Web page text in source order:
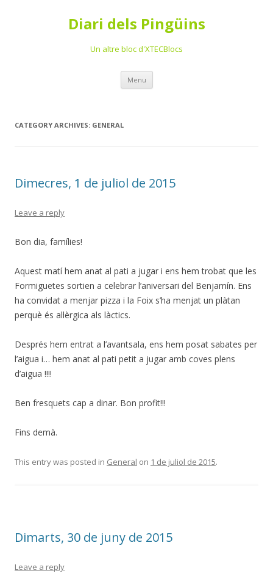
Diari dels Pingüins
Un altre bloc d'XTECBlocs
Menu Skip
content
CATEGORY ARCHIVES: GENERAL
Dimecres, 1 de juliol de 2015
Leave a reply
Bon dia, famílies!
Aquest matí hem anat al pati a jugar i ens hem trobat que les
Formiguetes sortien a celebrar l’aniversari del Benjamín. Ens
ha convidat a menjar pizza i la Foix s’ha menjat un plàtan
perquè és al·lèrgica als làctics.
Després hem entrat a l’avantsala, ens hem posat sabates per
l’aigua i… hem anat al pati petit a jugar amb coves plens
d’aigua !!!!
Ben fresquets cap a dinar. Bon profit!!!
Fins demà.
This entry was posted in General on 1 de juliol de 2015.
Dimarts, 30 de juny de 2015
Leave a reply